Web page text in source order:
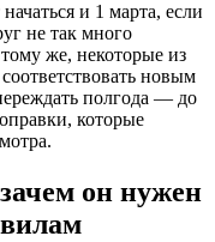
и 1 марта, если
не так много
же, некоторые из
новым
полгода — до
которые
он нужен